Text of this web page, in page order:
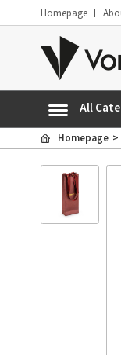
Homepage
Homepage